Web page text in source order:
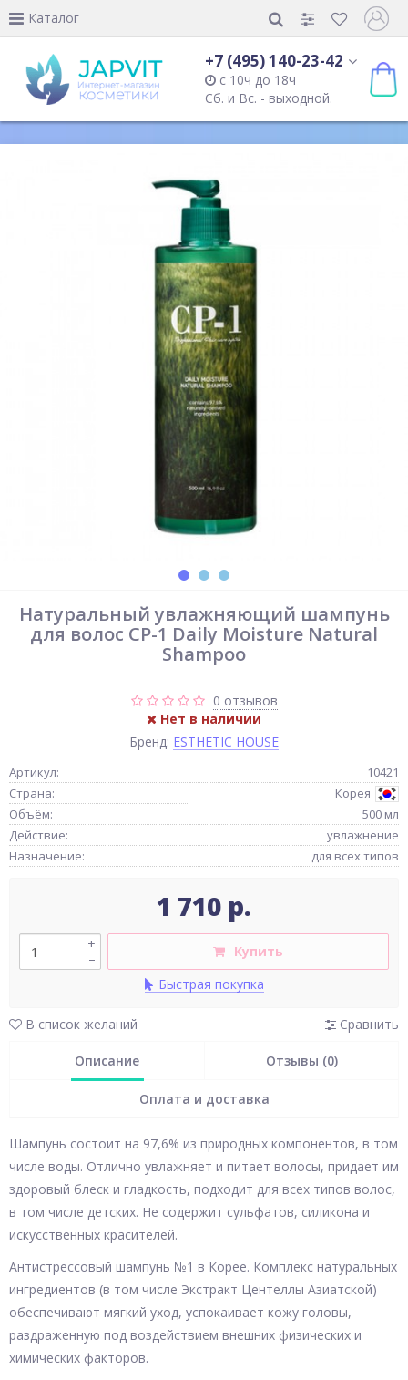
Каталог
+7 (495) 140-23-42
с 10ч до 18ч
Сб. и Вс. - выходной.
Натуральный увлажняющий шампунь
для волос CP-1 Daily Moisture Natural
Shampoo
0 отзывов
Нет в наличии
Бренд: ESTHETIC HOUSE
Артикул:
10421
Страна:
Корея
Объём:
500 мл
Действие:
увлажнение
Назначение:
для всех типов
1 710 р.
–
+
Купить
Быстрая покупка
В список желаний Сравнить
Описание Отзывы (0)
Оплата и доставка
Шампунь состоит на 97,6% из природных компонентов, в том
числе воды. Отлично увлажняет и питает волосы, придает им
здоровый блеск и гладкость, подходит для всех типов волос,
в том числе детских. Не содержит сульфатов, силикона и
искусственных красителей.
Антистрессовый шампунь №1 в Корее. Комплекс натуральных
ингредиентов (в том числе Экстракт Центеллы Азиатской)
обеспечивают мягкий уход, успокаивает кожу головы,
раздраженную под воздействием внешних физических и
химических факторов.